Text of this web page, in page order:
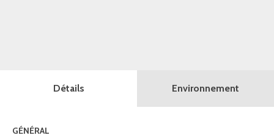
Détails
GÉNÉRAL
Environnement